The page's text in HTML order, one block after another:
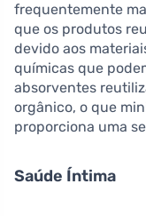
frequentemente
que os produtos
devido aos
químicas que
absorventes
orgânico, o que
proporciona uma
Saúde Íntima